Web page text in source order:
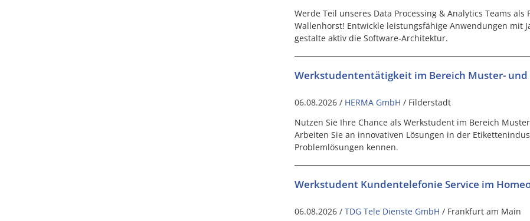
Werde Teil unseres Data Processing & Analytics Teams
Wallenhorst! Entwickle leistungsfähige Anwendungen mit
gestalte aktiv die Software-Architektur.
Werkstudententätigkeit im Bereich Muster-
06.08.2026 / HERMA GmbH / Filderstadt
Nutzen Sie Ihre Chance als Werkstudent im Bereich
Arbeiten Sie an innovativen Lösungen in der
Problemlösungen kennen.
Werkstudent Kundentelefonie Service im
06.08.2026 / TDG Tele Dienste GmbH / Frankfurt am Main